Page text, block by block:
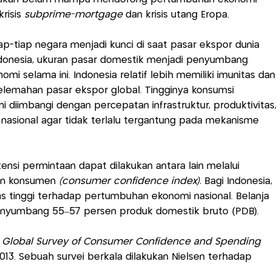
subprime-mortgage dan krisis utang Eropa.
tiap negara menjadi kunci di saat pasar ekspor dunia
ukuran pasar domestik menjadi penyumbang
selama ini. Indonesia relatif lebih memiliki imunitas dan
pasar ekspor global. Tingginya konsumsi
diimbangi dengan percepatan infrastruktur, produktivitas,
agar tidak terlalu tergantung pada mekanisme
permintaan dapat dilakukan antara lain melalui
konsumen (consumer confidence index). Bagi Indonesia,
tinggi terhadap pertumbuhan ekonomi nasional. Belanja
55–57 persen produk domestik bruto (PDB).
Global Survey of Consumer Confidence and Spending
Sebuah survei berkala dilakukan Nielsen terhadap